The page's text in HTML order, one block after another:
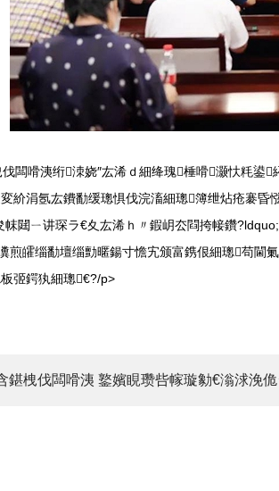
闆嗗洟绗洓娆″厷浠ｄ細绛瑰棰嗗灏忕粍鍙
紒涓氬厷鐨勫缓璁惧伐浣滀細璁簿绁炶疮褰
帓閮ㄧ讲琛ラ€夊厷浠ｈ〃鍜岄厺閰挎帹鑽
煎皬缁勫壇缁勯暱鍚寸憺宄颁富鎸佷細璁苟閫
弬鍔犱細璁€?/p>